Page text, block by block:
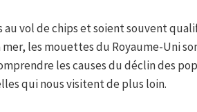
vol de chips et soient souvent
les mouettes du Royaume-Uni
les causes du déclin des
qui nous visitent de plus loin.